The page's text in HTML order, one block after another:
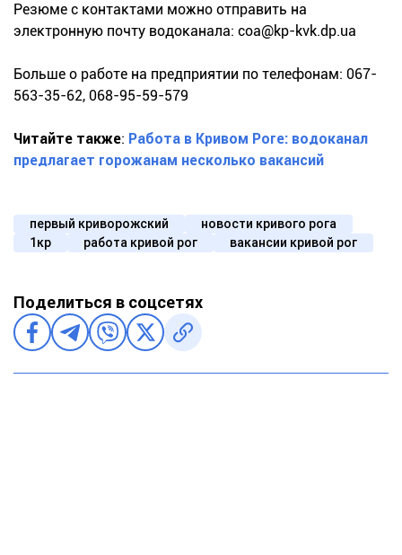
Резюме с контактами можно отправить на
электронную почту водоканала: coa@kp-kvk.dp.ua
Больше о работе на предприятии по телефонам: 067-
563-35-62, 068-95-59-579
Читайте также: Работа в Кривом Роге: водоканал
предлагает горожанам несколько вакансий
первый криворожский
новости кривого рога
1кр
работа кривой рог вакансии кривой рог
Поделиться в соцсетях